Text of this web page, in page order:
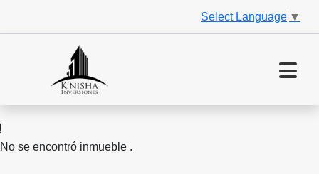
Select Language ▼
No se encontró inmueble .